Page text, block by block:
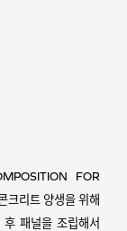
FOR
크리트 양생을 위해
패널을 조립해서